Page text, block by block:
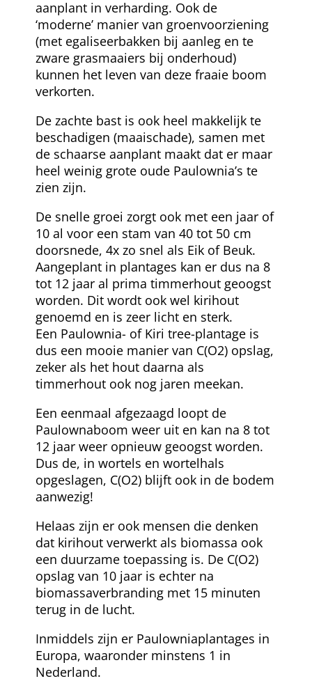
aanplant in verharding. Ook de
‘moderne’ manier van groenvoorziening
(met egaliseerbakken bij aanleg en te
zware grasmaaiers bij onderhoud)
kunnen het leven van deze fraaie boom
verkorten.
De zachte bast is ook heel makkelijk te
beschadigen (maaischade), samen met
de schaarse aanplant maakt dat er maar
heel weinig grote oude Paulownia’s te
zien zijn.
De snelle groei zorgt ook met een jaar of
10 al voor een stam van 40 tot 50 cm
doorsnede, 4x zo snel als Eik of Beuk.
Aangeplant in plantages kan er dus na 8
tot 12 jaar al prima timmerhout geoogst
worden. Dit wordt ook wel kirihout
genoemd en is zeer licht en sterk.
Een Paulownia- of Kiri tree-plantage is
dus een mooie manier van C(O2) opslag,
zeker als het hout daarna als
timmerhout ook nog jaren meekan.
Een eenmaal afgezaagd loopt de
Paulownaboom weer uit en kan na 8 tot
12 jaar weer opnieuw geoogst worden.
Dus de, in wortels en wortelhals
opgeslagen, C(O2) blijft ook in de bodem
aanwezig!
Helaas zijn er ook mensen die denken
dat kirihout verwerkt als biomassa ook
een duurzame toepassing is. De C(O2)
opslag van 10 jaar is echter na
biomassaverbranding met 15 minuten
terug in de lucht.
Inmiddels zijn er Paulowniaplantages in
Europa, waaronder minstens 1 in
Nederland.